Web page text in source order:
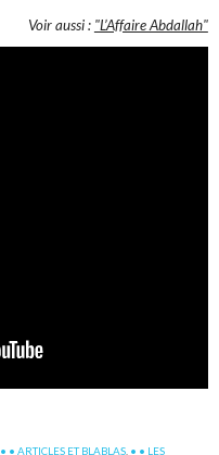
Voir aussi : "L’Affaire Abdallah"
• • ARTICLES ET BLABLAS • • LES